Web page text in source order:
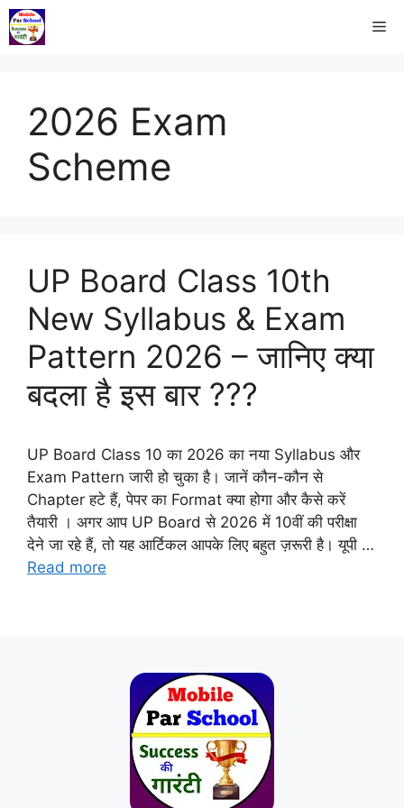
2026 Exam
Scheme
UP Board Class 10th
New Syllabus & Exam
Pattern 2026 – जानिए क्या
बदला है इस बार ???
UP Board Class 10 का 2026 का नया Syllabus और
Exam Pattern जारी हो चुका है। जानें कौन-कौन से
Chapter हटे हैं, पेपर का Format क्या होगा और कैसे करें
तैयारी । अगर आप UP Board से 2026 में 10वीं की परीक्षा
देने जा रहे हैं, तो यह आर्टिकल आपके लिए बहुत ज़रूरी है। यूपी …
Read more